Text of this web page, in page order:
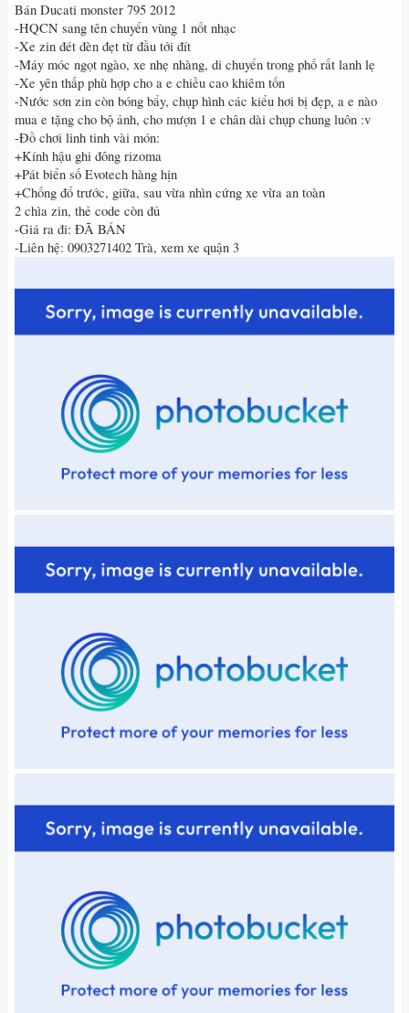
Bán Ducati monster 795 2012
-HQCN sang tên chuyển vùng 1 nốt nhạc
-Xe zin đét đèn đẹt từ đầu tới đít
-Máy móc ngọt ngào, xe nhẹ nhàng, di chuyển trong phố rất lanh lẹ
-Xe yên thấp phù hợp cho a e chiều cao khiêm tốn
-Nước sơn zin còn bóng bẩy, chụp hình các kiểu hơi bị đẹp, a e nào
mua e tặng cho bộ ảnh, cho mượn 1 e chân dài chụp chung luôn :v
-Đồ chơi linh tinh vài món:
+Kính hậu ghi đông rizoma
+Pát biển số Evotech hàng hịn
+Chống đổ trước, giữa, sau vừa nhìn cứng xe vừa an toàn
2 chìa zin, thẻ code còn đủ
-Giá ra đi: ĐÃ BÁN
-Liên hệ: 0903271402 Trà, xem xe quận 3